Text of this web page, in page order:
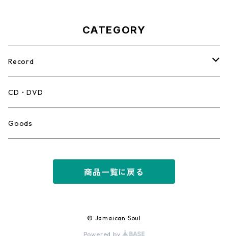
CATEGORY
Record
Mento,Calypso,Ballad
Ska
CD・DVD
Goods
商品一覧に戻る
© Jamaican Soul
Powered by